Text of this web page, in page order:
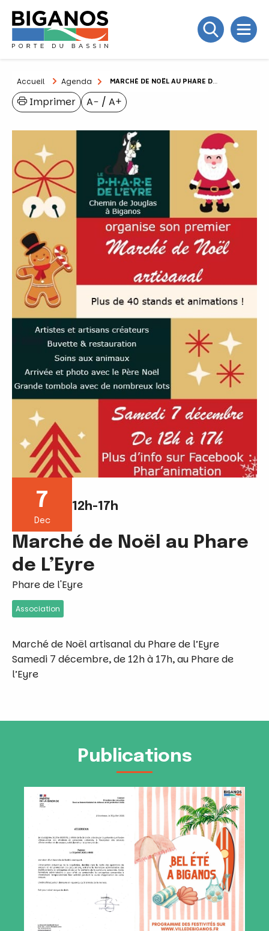
Accueil Agenda MARCHÉ DE NOËL AU PHARE DE L’EYRE
A− / A+
Imprimer
7
Dec
12h-17h
Marché de Noël au Phare
de L’Eyre
Phare de l'Eyre
Association
Marché de Noël artisanal du Phare de l’Eyre
Samedi 7 décembre, de 12h à 17h, au Phare de
l’Eyre
Publications